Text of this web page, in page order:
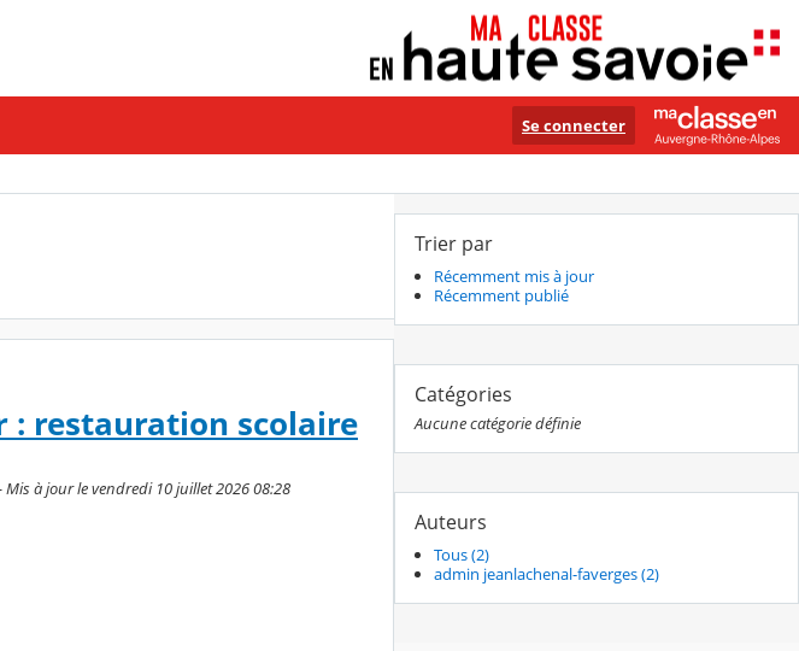
Se connecter
: restauration scolaire
à jour le vendredi 10 juillet 2026 08:28
Trier par
Récemment mis à jour
Récemment publié
Catégories
Aucune catégorie définie
Auteurs
Tous (2)
admin jeanlachenal-faverges (2)